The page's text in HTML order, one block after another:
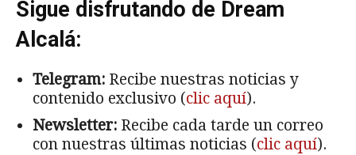
Sigue disfrutando de Dream
Alcalá:
Telegram: Recibe nuestras noticias y
contenido exclusivo (clic aquí).
Newsletter: Recibe cada tarde un correo
con nuestras últimas noticias (clic aquí).